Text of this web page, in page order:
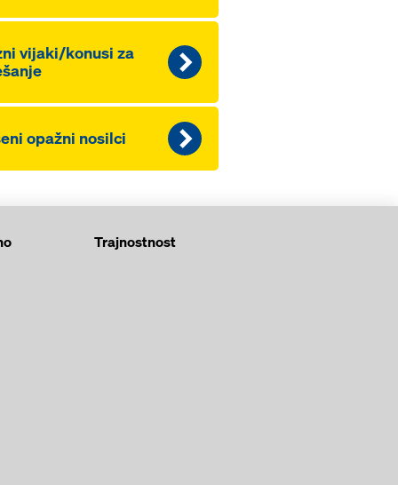
vijaki/konusi za
opažni nosilci
Trajnostnost